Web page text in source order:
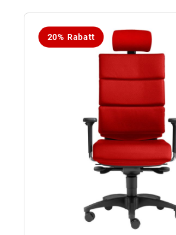
20% Rabatt